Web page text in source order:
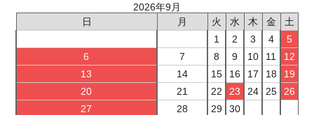
2026年9月
日
月 火 水 木 金
土
1
2 3 4
5
6
7 8 9 10 11
12
13
14 15 16 17 18
19
20
21 22 23 24 25
26
27
28 29
30